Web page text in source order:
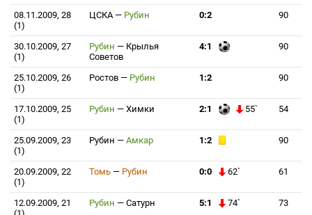
08.11.2009, 28
(1)
ЦСКА — Рубин 0:2 90
30.10.2009, 27
(1)
Рубин — Крылья
Советов
4:1 90
25.10.2009, 26
(1)
Ростов — Рубин 1:2 90
17.10.2009, 25
(1)
Рубин — Химки 2:1 55` 54
25.09.2009, 23
(1)
Рубин — Амкар 1:2 90
20.09.2009, 22
(1)
Томь — Рубин 0:0 62` 61
12.09.2009, 21
Рубин — Сатурн 5:1 74` 73